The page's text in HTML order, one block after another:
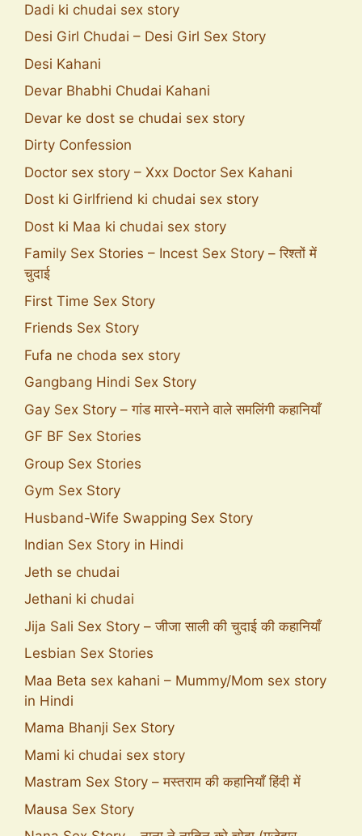
Dadi ki chudai sex story
Desi Girl Chudai – Desi Girl Sex Story
Desi Kahani
Devar Bhabhi Chudai Kahani
Devar ke dost se chudai sex story
Dirty Confession
Doctor sex story – Xxx Doctor Sex Kahani
Dost ki Girlfriend ki chudai sex story
Dost ki Maa ki chudai sex story
Family Sex Stories – Incest Sex Story – रिश्तों में
चुदाई
First Time Sex Story
Friends Sex Story
Fufa ne choda sex story
Gangbang Hindi Sex Story
Gay Sex Story – गांड मारने-मराने वाले समलिंगी कहानियाँ
GF BF Sex Stories
Group Sex Stories
Gym Sex Story
Husband-Wife Swapping Sex Story
Indian Sex Story in Hindi
Jeth se chudai
Jethani ki chudai
Jija Sali Sex Story – जीजा साली की चुदाई की कहानियाँ
Lesbian Sex Stories
Maa Beta sex kahani – Mummy/Mom sex story
in Hindi
Mama Bhanji Sex Story
Mami ki chudai sex story
Mastram Sex Story – मस्तराम की कहानियाँ हिंदी में
Mausa Sex Story